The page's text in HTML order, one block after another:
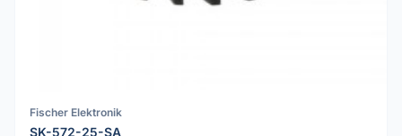
Fischer Elektronik
SK-572-25-SA